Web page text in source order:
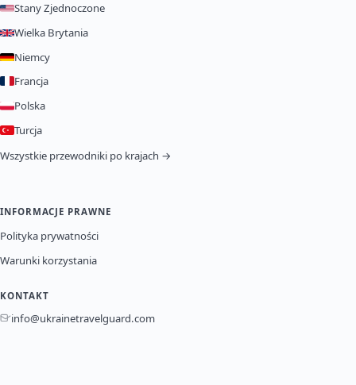
Stany Zjednoczone
Wielka Brytania
Niemcy
Francja
Polska
Turcja
Wszystkie przewodniki po krajach →
INFORMACJE PRAWNE
Polityka prywatności
Warunki korzystania
KONTAKT
info@ukrainetravelguard.com